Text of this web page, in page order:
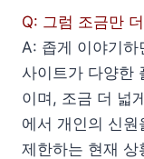
Q: 그럼 조금만
A: 좁게 이야기하
사이트가 다양한
이며, 조금 더 넓
에서 개인의 신원
제한하는 현재 상